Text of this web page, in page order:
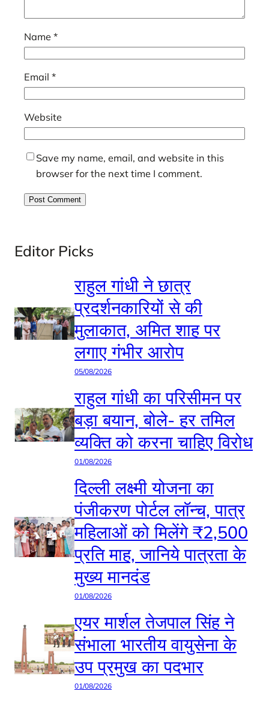
Name *
Email *
Website
Save my name, email, and website in this
browser for the next time I comment.
Editor Picks
राहुल गांधी ने छात्र
प्रदर्शनकारियों से की
मुलाकात, अमित शाह पर
लगाए गंभीर आरोप
05/08/2026
राहुल गांधी का परिसीमन पर
बड़ा बयान, बोले- हर तमिल
व्यक्ति को करना चाहिए विरोध
01/08/2026
दिल्ली लक्ष्मी योजना का
पंजीकरण पोर्टल लॉन्च, पात्र
महिलाओं को मिलेंगे ₹2,500
प्रति माह, जानिये पात्रता के
मुख्य मानदंड
01/08/2026
एयर मार्शल तेजपाल सिंह ने
संभाला भारतीय वायुसेना के
उप प्रमुख का पदभार
01/08/2026